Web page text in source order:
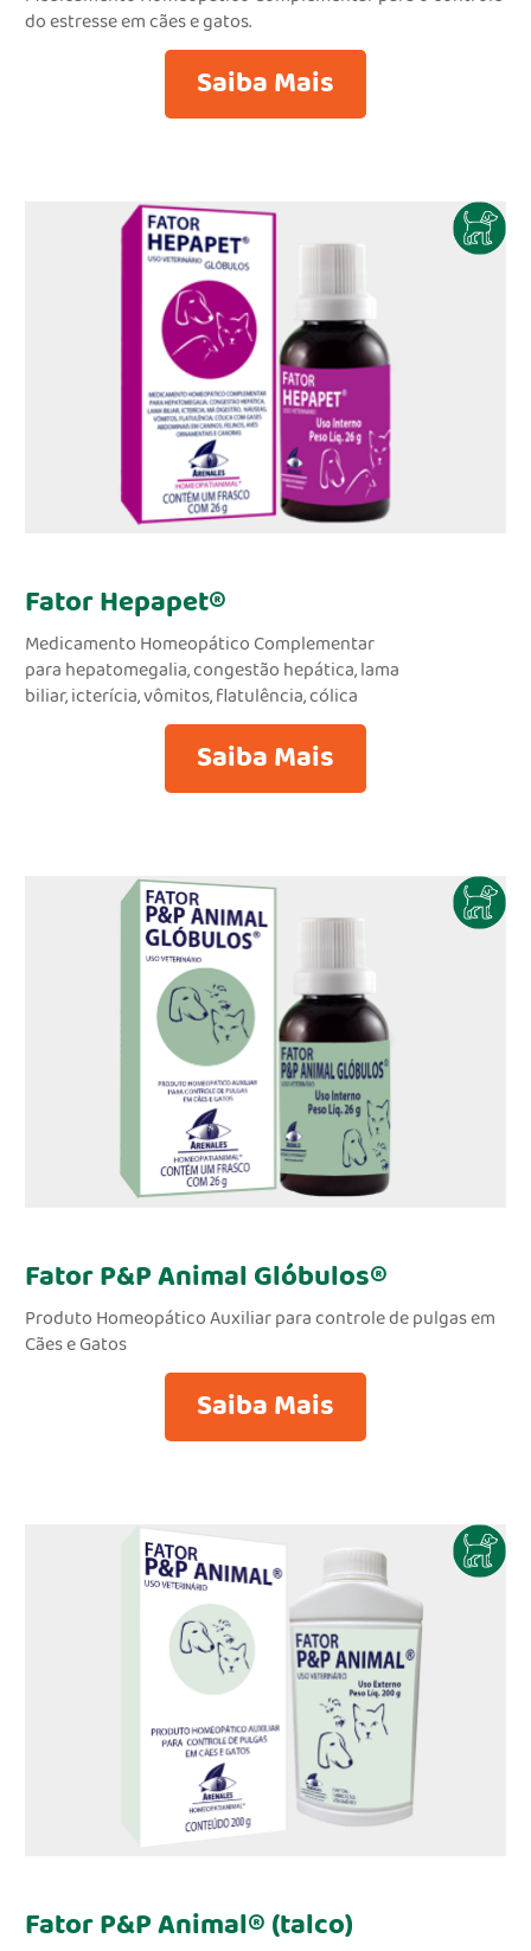
do estresse em cães e gatos.
Saiba Mais
Fator Hepapet®
Medicamento Homeopático Complementar
para hepatomegalia, congestão hepática, lama
biliar, icterícia, vômitos, flatulência, cólica
Saiba Mais
Fator P&P Animal Glóbulos®
Produto Homeopático Auxiliar para controle de pulgas em
Cães e Gatos
Saiba Mais
Fator P&P Animal® (talco)